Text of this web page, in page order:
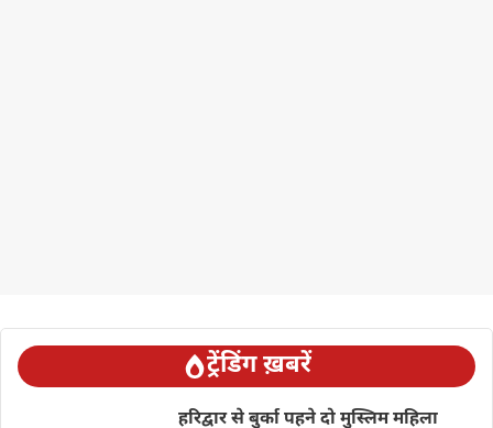
ट्रेंडिंग ख़बरें
हरिद्वार से बुर्का पहने दो मुस्लिम महिला